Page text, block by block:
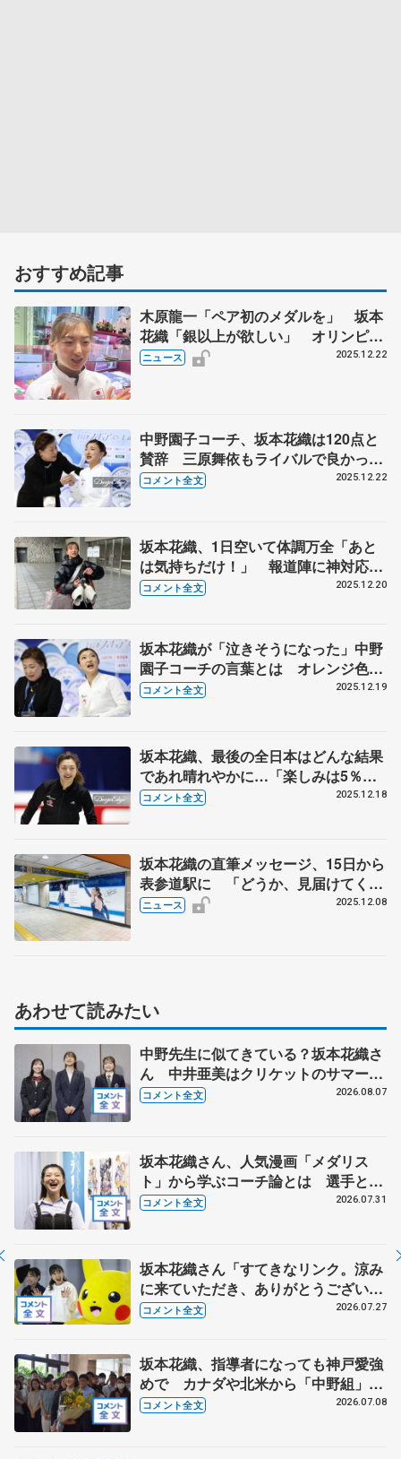
おすすめ記事
木原龍一「ペア初のメダルを」 坂本
花織「銀以上が欲しい」 オリンピッ
クへ決意新た
ニュース 2025.12.22
中野園子コーチ、坂本花織は120点と
賛辞 三原舞依もライバルで良かっ
た 【全日本フィギュア女子フリー】
コメント全文 2025.12.22
坂本花織、1日空いて体調万全「あと
は気持ちだけ！」 報道陣に神対応、
ファンに「ほんまに謝りたい」こと告
コメント全文 2025.12.20
坂本花織が「泣きそうになった」中野
園子コーチの言葉とは オレンジ色に
染まった観客席、ファンに感謝【全日
コメント全文 2025.12.19
坂本花織、最後の全日本はどんな結果
であれ晴れやかに…「楽しみは5％ぐ
らい、不安が45％、緊張が50％」【全
コメント全文 2025.12.18
坂本花織の直筆メッセージ、15日から
表参道駅に 「どうか、見届けてくだ
さい。 思い出は、終わったあとに一緒
ニュース 2025.12.08
あわせて読みたい
中野先生に似てきている？坂本花織さ
ん 中井亜美はクリケットのサマーキ
ャンプに 島田麻央はたくさん試合に
コメント全文 2026.08.07
坂本花織さん、人気漫画「メダリス
ト」から学ぶコーチ論とは 選手とし
て先頭でやってきて「後輩に受け継い
コメント全文 2026.07.31
坂本花織さん「すてきなリンク。涼み
に来ていただき、ありがとうございま
す」 シスメックスのリンク開場１周
コメント全文 2026.07.27
坂本花織、指導者になっても神戸愛強
めで カナダや北米から「中野組」の
練習に参加 【兵庫県「誉賞」贈呈】
コメント全文 2026.07.08